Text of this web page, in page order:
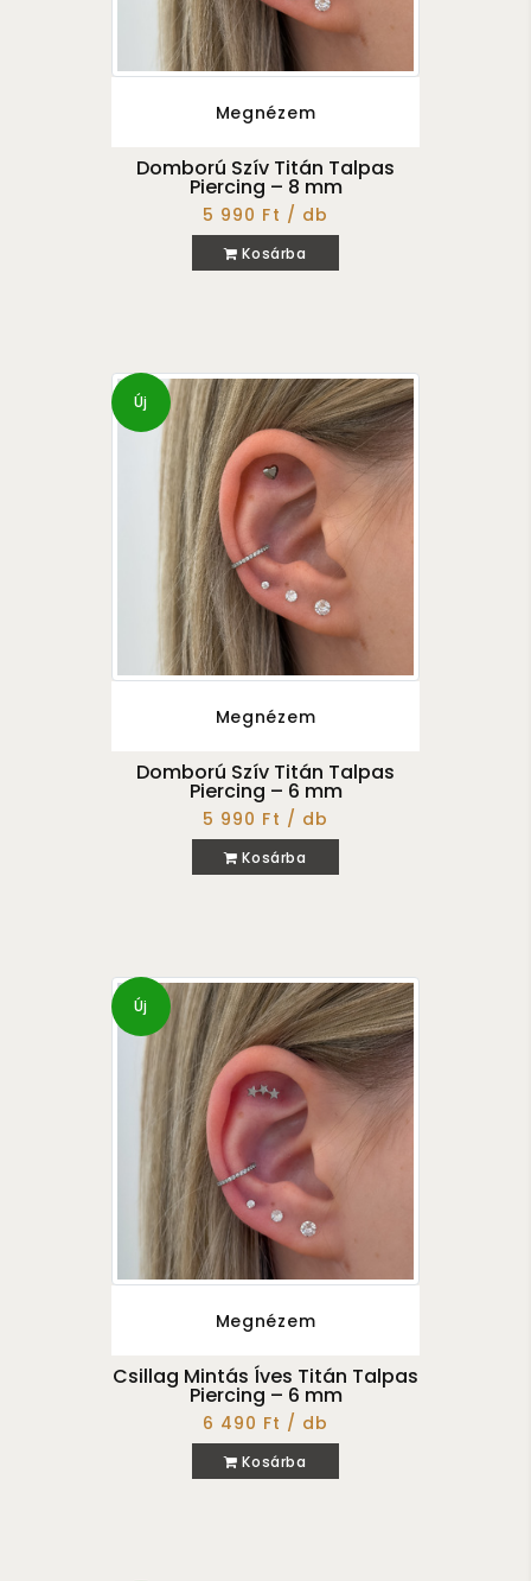
Megnézem
Domború Szív Titán Talpas
Piercing – 8 mm
5 990 Ft / db
Kosárba
Új
Megnézem
Domború Szív Titán Talpas
Piercing – 6 mm
5 990 Ft / db
Kosárba
Új
Megnézem
Csillag Mintás Íves Titán Talpas
Piercing – 6 mm
6 490 Ft / db
Kosárba